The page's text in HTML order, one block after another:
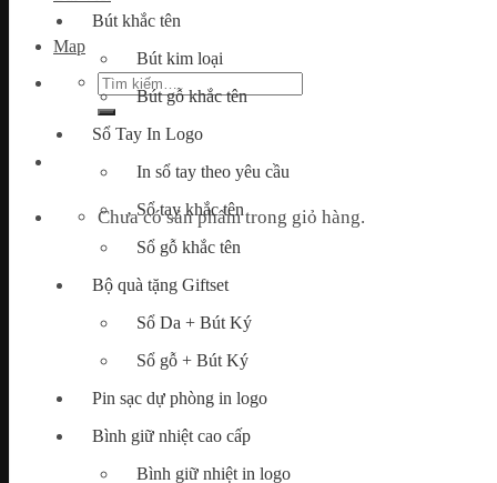
Map
Tìm
kiếm:
Chưa có sản phẩm trong giỏ hàng.
Bút khắc tên
Bút kim loại
Bút gỗ khắc tên
Sổ Tay In Logo
In sổ tay theo yêu cầu
Sổ tay khắc tên
Sổ gỗ khắc tên
Bộ quà tặng Giftset
Sổ Da + Bút Ký
Sổ gỗ + Bút Ký
Pin sạc dự phòng in logo
Bình giữ nhiệt cao cấp
Bình giữ nhiệt in logo